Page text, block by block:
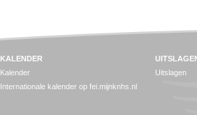
KALENDER
Kalender
Internationale kalender op fei.mijnknhs.nl
Uitslagen